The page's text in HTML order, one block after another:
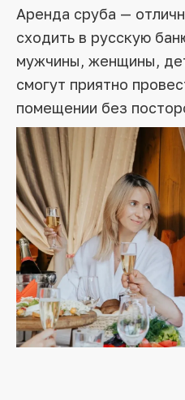
Аренда сруба —
сходить в русскую
мужчины, женщины,
смогут приятно
помещении без